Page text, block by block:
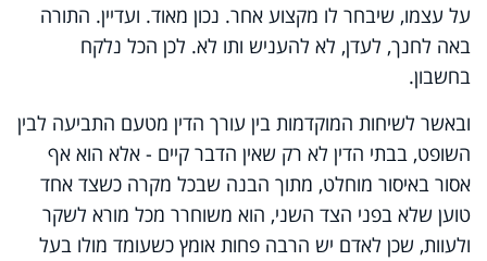
על עצמו, שיבחר לו מקצוע אחר. נכון מאוד. ועדיין. התורה
באה לחנך, לעדן, לא להעניש ותו לא. לכן הכל נלקח
בחשבון.
ובאשר לשיחות המוקדמות בין עורך הדין מטעם התביעה לבין
השופט, בבתי הדין לא רק שאין הדבר קיים - אלא הוא אף
אסור באיסור מוחלט, מתוך הבנה שבכל מקרה כשצד אחד
טוען שלא בפני הצד השני, הוא משוחרר מכל מורא לשקר
ולעוות, שכן לאדם יש הרבה פחות אומץ כשעומד מולו בעל